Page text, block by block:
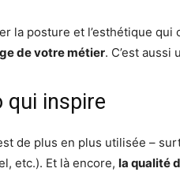
la posture et l’esthétique
de votre métier. C’est
qui inspire
de plus en plus utilisée –
etc.). Et là encore, la qualité